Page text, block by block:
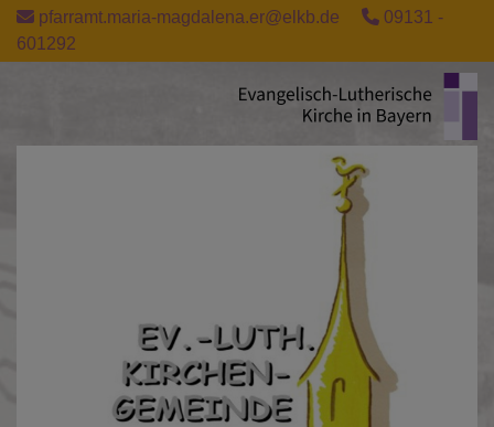
Direkt
zum
Inhalt
pfarramt.maria-magdalena.er@elkb.de
09131 -
601292